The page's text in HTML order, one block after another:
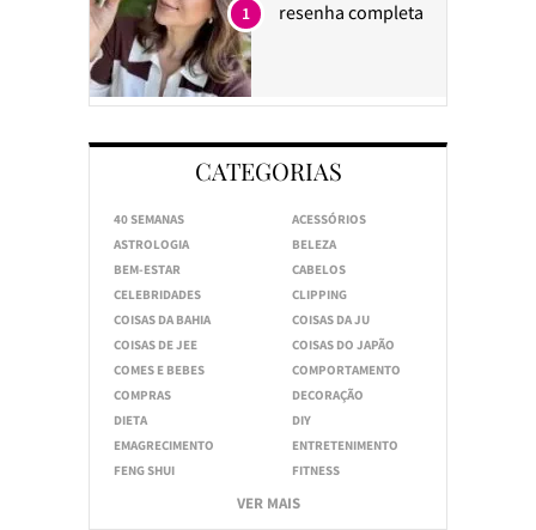
resenha completa
1
CATEGORIAS
40 SEMANAS
ACESSÓRIOS
ASTROLOGIA
BELEZA
BEM-ESTAR
CABELOS
CELEBRIDADES
CLIPPING
COISAS DA BAHIA
COISAS DA JU
COISAS DE JEE
COISAS DO JAPÃO
COMES E BEBES
COMPORTAMENTO
COMPRAS
DECORAÇÃO
DIETA
DIY
EMAGRECIMENTO
ENTRETENIMENTO
FENG SHUI
FITNESS
VER MAIS